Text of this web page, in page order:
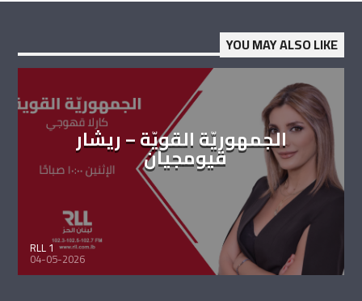
YOU MAY ALSO LIKE
الجمهوريّة القويّة – ريشار
قيومجيان
RLL 1
04-05-2026